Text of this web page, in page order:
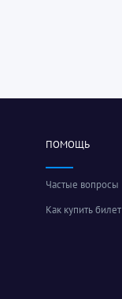
ПОМОЩЬ
Частые вопросы
Как купить билет